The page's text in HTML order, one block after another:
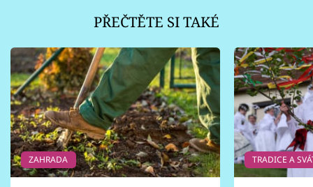
PŘEČTĚTE SI TAKÉ
ZAHRADA TRADICE A